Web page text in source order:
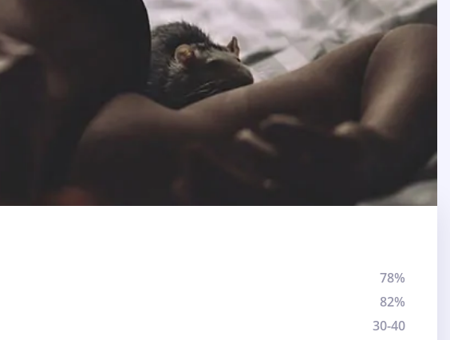
78%
82%
30-40